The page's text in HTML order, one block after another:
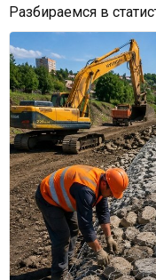
Разбираемся в